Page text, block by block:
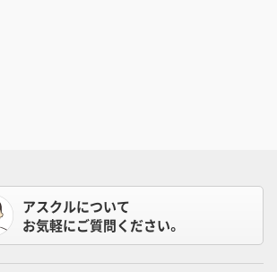
アスクルについて
お気軽にご質問ください。